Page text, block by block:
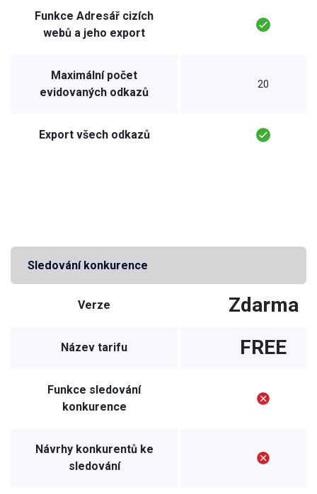
Funkce Adresář cizích
webů a jeho export
Maximální počet
evidovaných odkazů
20
Export všech odkazů
Sledování konkurence
Verze Zdarma
Název tarifu FREE
Funkce sledování
konkurence
Návrhy konkurentů ke
sledování